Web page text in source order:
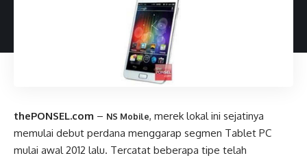
thePONSEL.com – NS Mobile, merek lokal ini sejatinya
memulai debut perdana menggarap segmen Tablet PC
mulai awal 2012 lalu. Tercatat beberapa tipe telah